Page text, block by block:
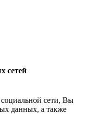
сетей
социальной сети, Вы
данных, а также